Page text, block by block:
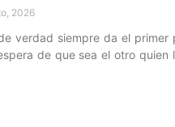
2026
verdad siempre da el primer
de que sea el otro quien